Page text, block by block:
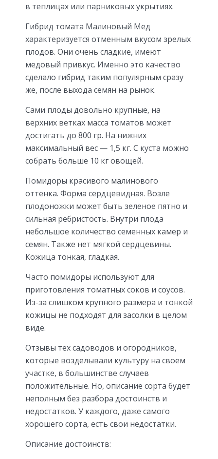
в теплицах или парниковых укрытиях.
Гибрид томата Малиновый Мед
характеризуется отменным вкусом зрелых
плодов. Они очень сладкие, имеют
медовый привкус. Именно это качество
сделало гибрид таким популярным сразу
же, после выхода семян на рынок.
Сами плоды довольно крупные, на
верхних ветках масса томатов может
достигать до 800 гр. На нижних
максимальный вес — 1,5 кг. С куста можно
собрать больше 10 кг овощей.
Помидоры красивого малинового
оттенка. Форма сердцевидная. Возле
плодоножки может быть зеленое пятно и
сильная ребристость. Внутри плода
небольшое количество семенных камер и
семян. Также нет мягкой сердцевины.
Кожица тонкая, гладкая.
Часто помидоры используют для
приготовления томатных соков и соусов.
Из-за слишком крупного размера и тонкой
кожицы не подходят для засолки в целом
виде.
Отзывы тех садоводов и огородников,
которые возделывали культуру на своем
участке, в большинстве случаев
положительные. Но, описание сорта будет
неполным без разбора достоинств и
недостатков. У каждого, даже самого
хорошего сорта, есть свои недостатки.
Описание достоинств: